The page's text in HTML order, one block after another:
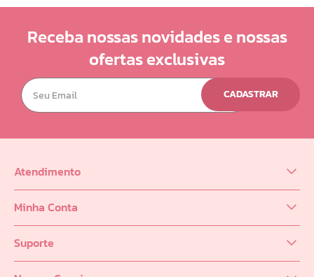
Receba nossas novidades e nossas
ofertas exclusivas
CADASTRAR
Atendimento
(62) 98218-0625
Minha Conta
Meus Pedidos
Suporte
Política de entrega